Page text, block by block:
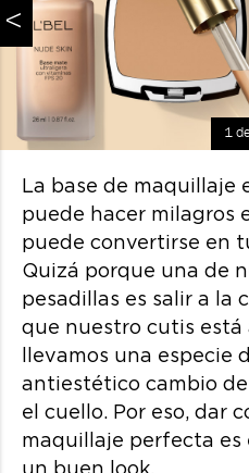
<
1
La base de maquillaje
puede hacer milagros
puede convertirse en
Quizá porque una de
pesadillas es salir a la
que nuestro cutis está
llevamos una especie
antiestético cambio
el cuello. Por eso, dar
maquillaje perfecta es
un buen look.